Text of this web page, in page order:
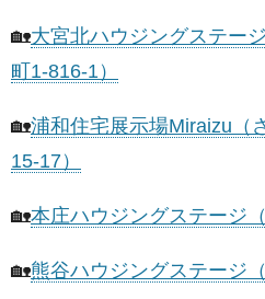
🏡大宮北ハウジングステー
町1-816-1）
🏡浦和住宅展示場Miraizu（
15-17）
🏡本庄ハウジングステージ
🏡熊谷ハウジングステージ